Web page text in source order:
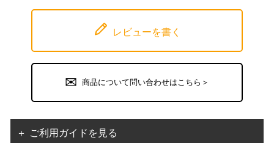
レビューを書く
商品について問い合わせはこちら＞
＋ ご利用ガイドを見る